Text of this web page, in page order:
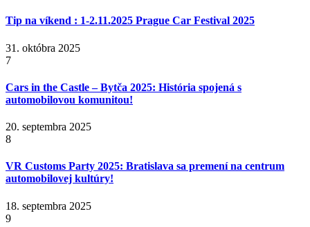
Tip na víkend : 1-2.11.2025 Prague Car Festival 2025
31. októbra 2025
7
Cars in the Castle – Bytča 2025: História spojená s
automobilovou komunitou!
20. septembra 2025
8
VR Customs Party 2025: Bratislava sa premení na centrum
automobilovej kultúry!
18. septembra 2025
9